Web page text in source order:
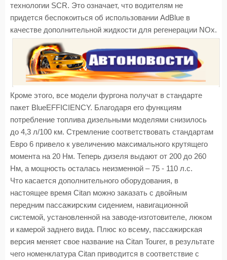
технологии SCR. Это означает, что водителям не
придется беспокоиться об использовании AdBlue в
качестве дополнительной жидкости для регенерации NOx.
Кроме этого, все модели фургона получат в стандарте
пакет BlueEFFICIENCY. Благодаря его функциям
потребление топлива дизельными моделями снизилось
до 4,3 л/100 км. Стремление соответствовать стандартам
Евро 6 привело к увеличению максимального крутящего
момента на 20 Нм. Теперь дизеля выдают от 200 до 260
Нм, а мощность осталась неизменной – 75 - 110 л.с.
Что касается дополнительного оборудования, в
настоящее время Citan можно заказать с двойным
передним пассажирским сидением, навигационной
системой, установленной на заводе-изготовителе, люком
и камерой заднего вида. Плюс ко всему, пассажирская
версия меняет свое название на Citan Tourer, в результате
чего номенклатура Citan приводится в соответствие с